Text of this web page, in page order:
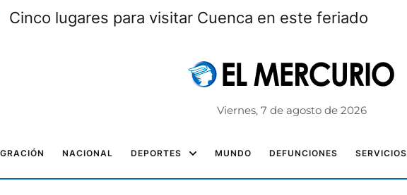
Cinco lugares para visitar Cuenca en este feriado
Viernes, 7 de agosto de 2026
NACIONAL DEPORTES MUNDO DEFUNCIONES SERVICIOS